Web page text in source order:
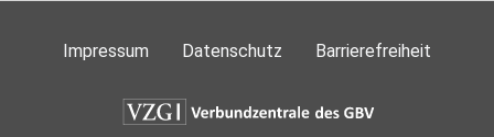
Impressum Datenschutz Barrierefreiheit